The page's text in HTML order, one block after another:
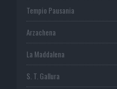
Tempio Pausania
Arzachena
La Maddalena
S. T. Gallura